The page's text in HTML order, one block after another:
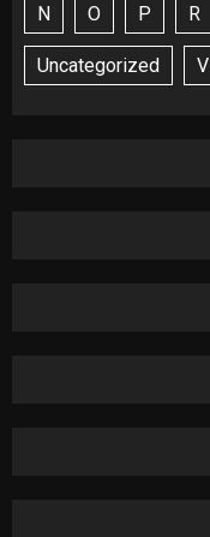
N O P R
Uncategorized V